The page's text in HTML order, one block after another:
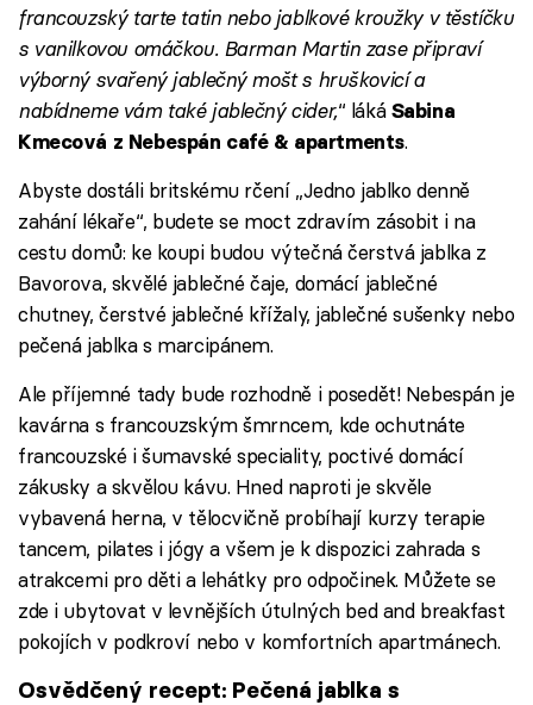
francouzský tarte tatin nebo jablkové kroužky v těstíčku
s vanilkovou omáčkou. Barman Martin zase připraví
výborný svařený jablečný mošt s hruškovicí a
nabídneme vám také jablečný cider,“ láká Sabina
Kmecová z Nebespán café & apartments.
Abyste dostáli britskému rčení „Jedno jablko denně
zahání lékaře“, budete se moct zdravím zásobit i na
cestu domů: ke koupi budou výtečná čerstvá jablka z
Bavorova, skvělé jablečné čaje, domácí jablečné
chutney, čerstvé jablečné křížaly, jablečné sušenky nebo
pečená jablka s marcipánem.
Ale příjemné tady bude rozhodně i posedět! Nebespán je
kavárna s francouzským šmrncem, kde ochutnáte
francouzské i šumavské speciality, poctivé domácí
zákusky a skvělou kávu. Hned naproti je skvěle
vybavená herna, v tělocvičně probíhají kurzy terapie
tancem, pilates i jógy a všem je k dispozici zahrada s
atrakcemi pro děti a lehátky pro odpočinek. Můžete se
zde i ubytovat v levnějších útulných bed and breakfast
pokojích v podkroví nebo v komfortních apartmánech.
Osvědčený recept: Pečená jablka s